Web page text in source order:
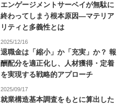
エンゲージメントサーベイが無駄に
終わってしまう根本原因―マテリア
リティと多義性とは
2025/12/16
退職金は「縮小」か「充実」か？ 報
酬配分を適正化し、人材獲得・定着
を実現する戦略的アプローチ
2025/09/17
就業構造基本調査をもとに算出した